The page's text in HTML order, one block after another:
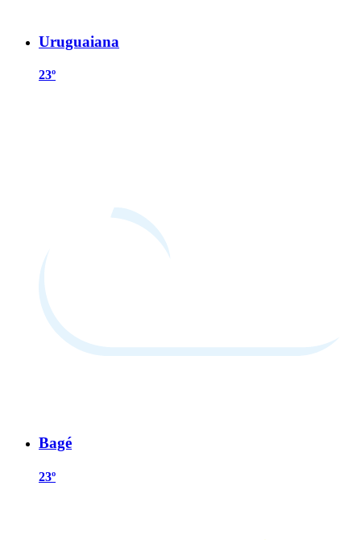
Uruguaiana
23º
Bagé
23º